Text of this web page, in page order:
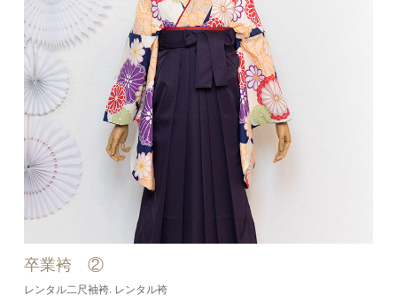
卒業袴 ②
レンタル二尺袖袴, レンタル袴